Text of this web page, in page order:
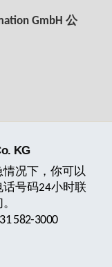
GmbH 公
KG
情况下，你可以
话号码24小时联
582-3000